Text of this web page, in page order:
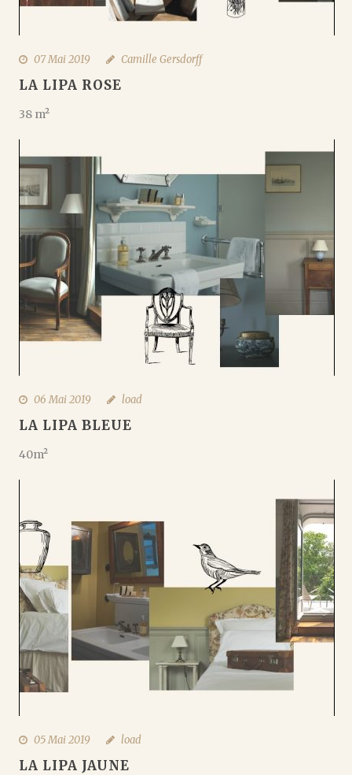
07 Mai 2019 Camille Gersdorff
LA LIPA ROSE
38 m²
06 Mai 2019 load
LA LIPA BLEUE
40m²
05 Mai 2019 load
LA LIPA JAUNE